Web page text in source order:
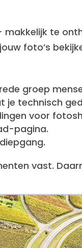
makkelijk te
foto’s
groep
je technisch
voor
pagina.
vast.